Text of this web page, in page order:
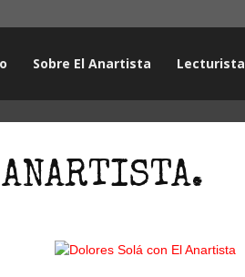
Sobre El Anartista Lecturista